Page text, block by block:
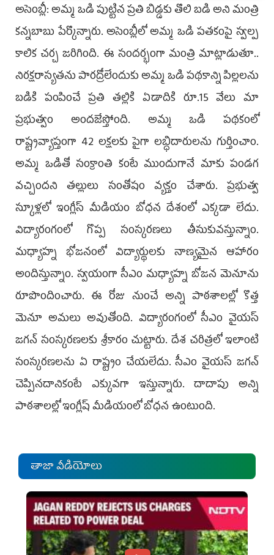
అసెంబ్లీ: అమ్మ ఒడి పుట్టిన ప్రతి బిడ్డకు తొలి బడి అని మంత్రి
కన్నబాబు పేర్కొన్నారు. అసెంబ్లీలో అమ్మ ఒడి పతకంపై స్వల్ప
కాలిక చర్చ జరిగింది. ఈ సందర్భంగా మంత్రి మాట్లాడుతూ..
నిరక్షరాస్యతను పారద్రోలేందుకు అమ్మ ఒడి పథకాన్ని పిల్లలను
బడికి పంపించే ప్రతి తల్లికి ఏడాదికి రూ.15 వేలు మా
ప్రభుత్వం అందజేస్తోంది. అమ్మ ఒడి పథకంలో
రాష్ట్రవ్యాప్తంగా 42 లక్షలకు పైగా లబ్ధిదారులను గుర్తించాం.
అమ్మ ఒడితో సంక్రాంతి కంటే ముందుగానే మాకు పండగ
వచ్చిందని తల్లులు సంతోషం వ్యక్తం చేశారు. ప్రభుత్వ
స్కూళ్లలో ఇంగ్లీస్‌ మీడియం బోధన దేశంలో ఎక్కడా లేదు.
విద్యారంగంలో గొప్ప సంస్కరణలు తీసుకువస్తున్నాం.
మధ్యాహ్న భోజనంలో విద్యార్థులకు నాణ్యమైన ఆహారం
అందిస్తున్నాం. స్వయంగా సీఎం మధ్యాహ్న బోజన మెనూను
రూపొందించారు. ఈ రోజు నుంచే అన్ని పాఠశాలల్లో కొత్త
మెనూ అమలు అవుతోంది. విద్యారంగంలో సీఎం వైయస్‌
జగన్‌ సంస్కరణలకు శ్రీకారం చుట్టారు. దేశ చరిత్రలో ఇలాంటి
సంస్కరణలను ఏ రాష్ట్రం చేయలేదు. సీఎం వైయస్‌ జగన్‌
చెప్పినదానికంటే ఎక్కువగా ఇస్తున్నారు. దాదాపు అన్ని
పాఠశాలల్లో ఇంగ్లీష్‌ మీడియంలో బోధన ఉంటుంది.
తాజా వీడియోలు